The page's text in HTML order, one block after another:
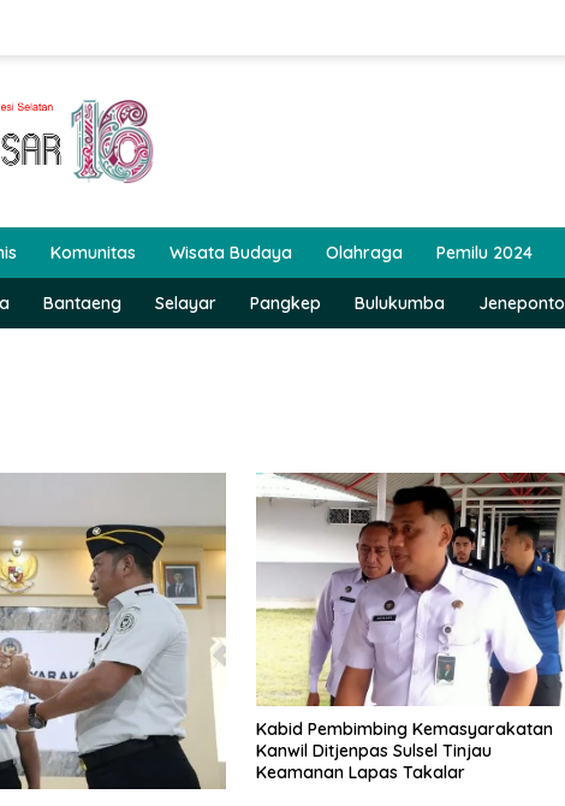
Komunitas Wisata Budaya Olahraga Pemilu 2024
Bantaeng Selayar Pangkep Bulukumba Jeneponto
Kabid Pembimbing Kemasyarakatan
Kanwil Ditjenpas Sulsel Tinjau
Keamanan Lapas Takalar